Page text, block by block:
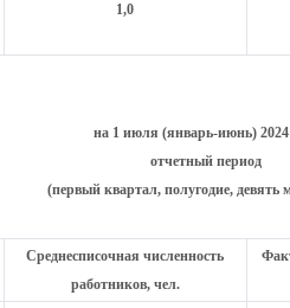
1,0
на 1 июля (январь-июнь) 2024
отчетный период
(первый квартал, полугодие, девять
Среднесписочная численность
работников, чел.